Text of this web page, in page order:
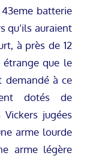
batterie
qu’ils auraient
à près de 12
que le
demandé à ce
dotés de
jugées
arme lourde
arme légère